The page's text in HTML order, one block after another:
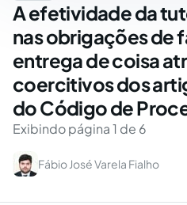
A efetividade da
nas obrigações de
entrega de coisa
coercitivos dos
do Código de
Exibindo página 1 de 6
Fábio José Varela Fialho